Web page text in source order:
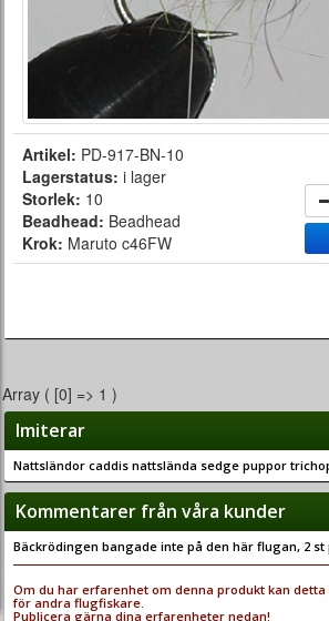
Artikel: PD-917-BN-10
Lagerstatus: i lager
Storlek: 10
Beadhead: Beadhead
Krok: Maruto c46FW
Array ( [0] => 1 )
Imiterar
Nattsländor caddis nattslända sedge puppor
Kommentarer från våra kunder
Bäckrödingen bangade inte på den här flugan, 2 st
Om du har erfarenhet om denna produkt kan
för andra flugfiskare.
Publicera gärna dina erfarenheter nedan!